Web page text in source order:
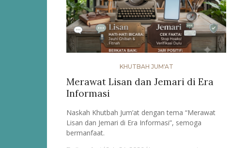
KHUTBAH JUM'AT
Merawat Lisan dan Jemari di Era
Informasi
Naskah Khutbah Jum’at dengan tema “Merawat
Lisan dan Jemari di Era Informasi”, semoga
bermanfaat.